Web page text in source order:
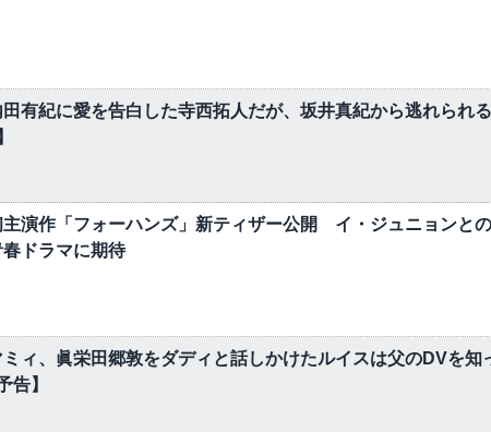
田有紀に愛を告白した寺西拓人だが、坂井真紀から逃れられ
主演作「フォーハンズ」新ティザー公開 イ・ジュニョンと
ドラマに期待
ミィ、眞栄田郷敦をダディと話しかけたルイスは父のDVを知
告】